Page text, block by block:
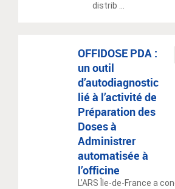
distrib ...
OFFIDOSE PDA :
un outil
d’autodiagnostic
lié à l’activité de
Préparation des
Doses à
Administrer
automatisée à
l’officine
L’ARS Île-de-France a